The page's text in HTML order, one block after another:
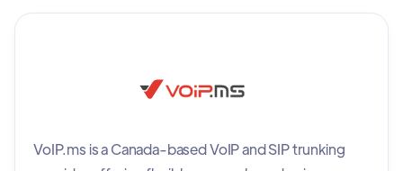
VoIP.ms is a Canada-based VoIP and SIP trunking